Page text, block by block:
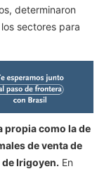
determinaron
sectores para
propia como la de
de venta de
Irigoyen. En